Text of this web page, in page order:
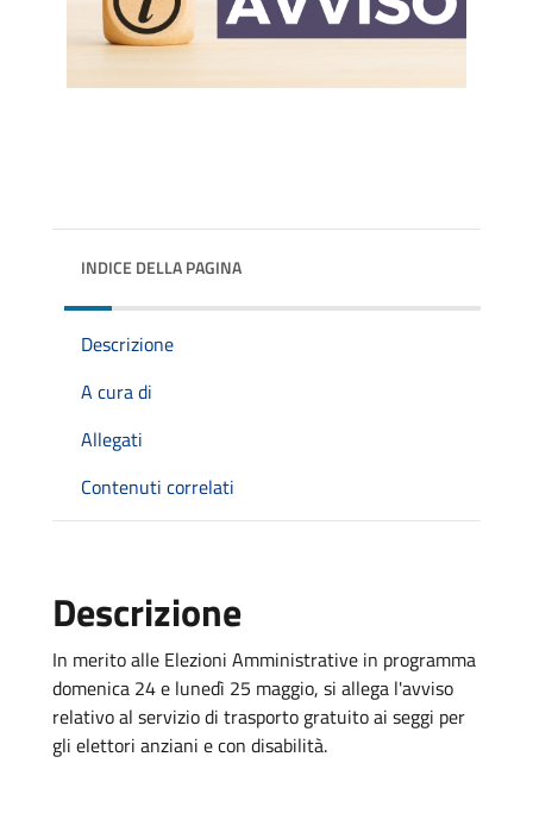
INDICE DELLA PAGINA
Descrizione
A cura di
Allegati
Contenuti correlati
Descrizione
In merito alle Elezioni Amministrative in programma
domenica 24 e lunedì 25 maggio, si allega l'avviso
relativo al servizio di trasporto gratuito ai seggi per
gli elettori anziani e con disabilità.